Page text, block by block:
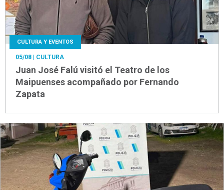
CULTURA Y EVENTOS
05/08 | CULTURA
Juan José Falú visitó el Teatro de los
Maipuenses acompañado por Fernando
Zapata